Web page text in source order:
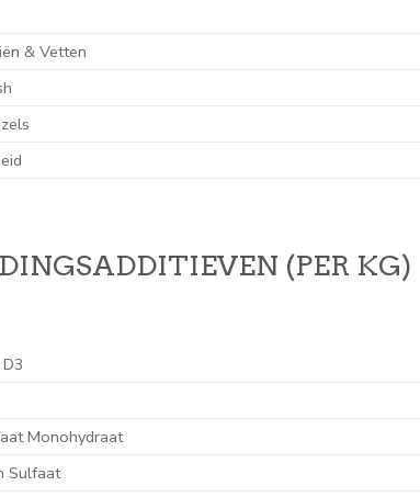
& Vetten
(PER KG)
Monohydraat
Sulfaat